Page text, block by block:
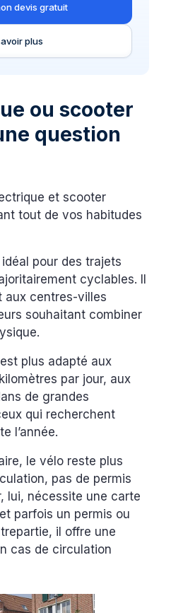
devis gratuit
plus
ou scooter
question
et scooter
tout de vos habitudes
pour des trajets
cyclables. Il
aux centres-villes
souhaitant combiner
plus adapté aux
par jour, aux
de grandes
qui recherchent
l’année.
le vélo reste plus
pas de permis
lui, nécessite une carte
parfois un permis ou
il offre une
cas de circulation